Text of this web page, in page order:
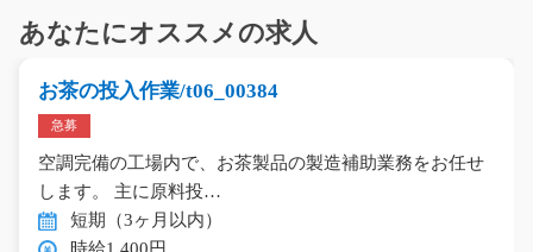
あなたにオススメの求人
お茶の投入作業/t06_00384
急募
空調完備の工場内で、お茶製品の製造補助業務をお任せ
します。 主に原料投…
短期（3ヶ月以内）
時給1,400円